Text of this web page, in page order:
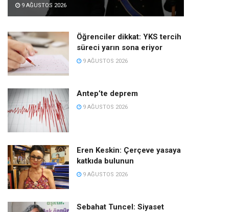
9 AĞUSTOS 2026
Öğrenciler dikkat: YKS tercih
süreci yarın sona eriyor
9 AĞUSTOS 2026
Antep’te deprem
9 AĞUSTOS 2026
Eren Keskin: Çerçeve yasaya
katkıda bulunun
9 AĞUSTOS 2026
Sebahat Tuncel: Siyaset